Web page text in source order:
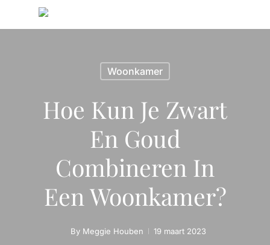
Woonkamer
Hoe Kun Je Zwart
En Goud
Combineren In
Een Woonkamer?
By Meggie Houben
19 maart 2023